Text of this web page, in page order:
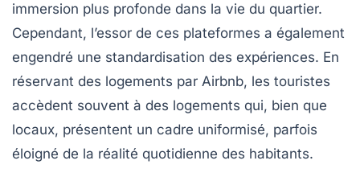
immersion plus profonde dans la vie du quartier.
Cependant, l’essor de ces plateformes a également
engendré une standardisation des expériences. En
réservant des logements par Airbnb, les touristes
accèdent souvent à des logements qui, bien que
locaux, présentent un cadre uniformisé, parfois
éloigné de la réalité quotidienne des habitants.